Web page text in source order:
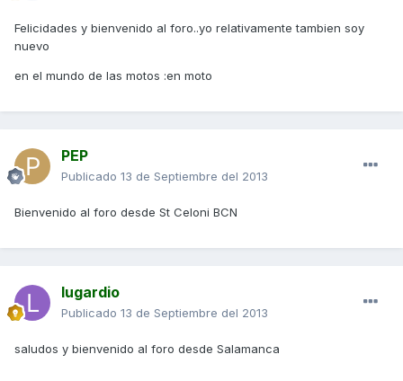
Felicidades y bienvenido al foro..yo relativamente tambien soy
nuevo
en el mundo de las motos :en moto
PEP
Publicado 13 de Septiembre del 2013
Bienvenido al foro desde St Celoni BCN
lugardio
Publicado 13 de Septiembre del 2013
saludos y bienvenido al foro desde Salamanca